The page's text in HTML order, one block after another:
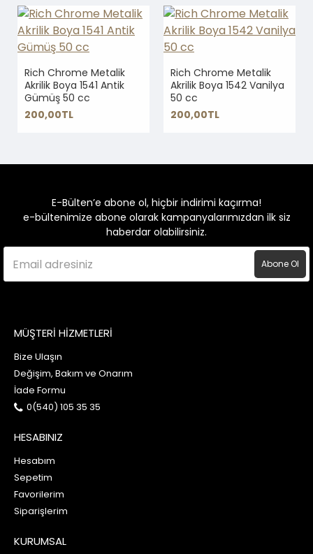
Rich Chrome Metalik
Akrilik Boya 1541 Antik
Gümüş 50 cc
200,00TL
Rich Chrome Metalik
Akrilik Boya 1542 Vanilya
50 cc
200,00TL
E-Bülten’e abone ol, hiçbir indirimi kaçırma!
e-bültenimize abone olarak kampanyalarımızdan ilk siz
haberdar olabilirsiniz.
Abone Ol
MÜŞTERİ HİZMETLERİ
Bize Ulaşın
Değişim, Bakım ve Onarım
İade Formu
0(540) 105 35 35
HESABINIZ
Hesabım
Sepetim
Favorilerim
Siparişlerim
KURUMSAL